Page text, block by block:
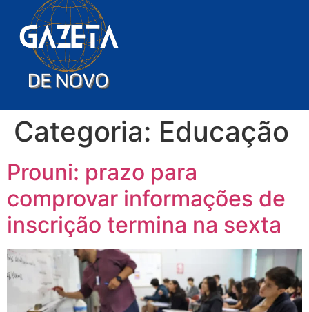
Categoria: Educação
Prouni: prazo para
comprovar informações de
inscrição termina na sexta